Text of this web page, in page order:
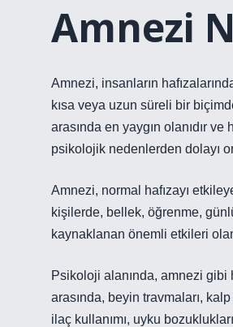
Amnezi
Amnezi, insanların
kısa veya uzun süreli bir
arasında en yaygın olanıdır ve
psikolojik nedenlerden dolayı
Amnezi, normal hafızayı
kişilerde, bellek, öğrenme,
kaynaklanan önemli etkileri
Psikoloji alanında, amnezi gibi
arasında, beyin travmaları,
ilaç kullanımı, uyku